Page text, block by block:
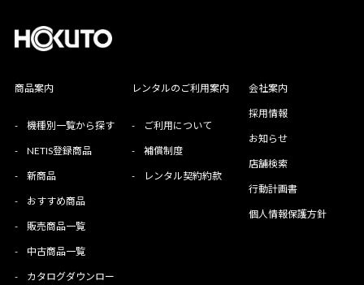
商品案内
- 機種別一覧から探す
- NETIS登録商品
- 新商品
- おすすめ商品
- 販売商品一覧
- 中古商品一覧
-
カタログダウンロー
レンタルのご利用案内
- ご利用について
- 補償制度
- レンタル契約約款
会社案内
採用情報
お知らせ
店舗検索
行動計画書
個人情報保護方針